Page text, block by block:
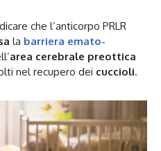
che l’anticorpo PRLR
la barriera emato-
area cerebrale preottica
nel recupero dei cuccioli.